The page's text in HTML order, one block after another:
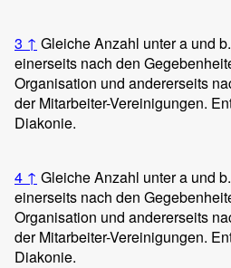
3 ↑ Gleiche Anzahl unter a und
einerseits nach den
Organisation und andererseits
der Mitarbeiter-Vereinigungen.
Diakonie.
4 ↑ Gleiche Anzahl unter a und
einerseits nach den
Organisation und andererseits
der Mitarbeiter-Vereinigungen.
Diakonie.